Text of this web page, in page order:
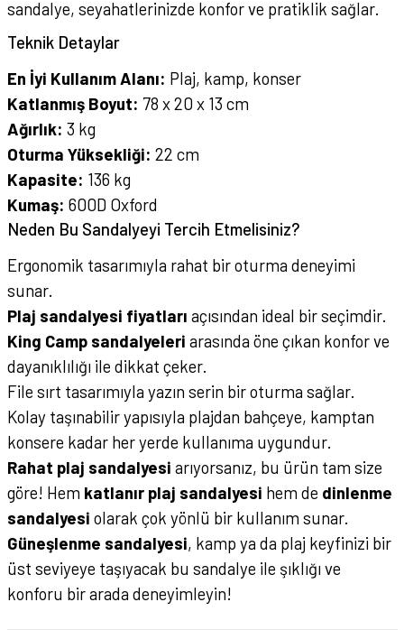
sandalye, seyahatlerinizde konfor ve pratiklik sağlar.
Teknik Detaylar
En İyi Kullanım Alanı: Plaj, kamp, konser
Katlanmış Boyut: 78 x 20 x 13 cm
Ağırlık: 3 kg
Oturma Yüksekliği: 22 cm
Kapasite: 136 kg
Kumaş: 600D Oxford
Neden Bu Sandalyeyi Tercih Etmelisiniz?
Ergonomik tasarımıyla rahat bir oturma deneyimi
sunar.
Plaj sandalyesi fiyatları açısından ideal bir seçimdir.
King Camp sandalyeleri arasında öne çıkan konfor ve
dayanıklılığı ile dikkat çeker.
File sırt tasarımıyla yazın serin bir oturma sağlar.
Kolay taşınabilir yapısıyla plajdan bahçeye, kamptan
konsere kadar her yerde kullanıma uygundur.
Rahat plaj sandalyesi arıyorsanız, bu ürün tam size
göre! Hem katlanır plaj sandalyesi hem de dinlenme
sandalyesi olarak çok yönlü bir kullanım sunar.
Güneşlenme sandalyesi, kamp ya da plaj keyfinizi bir
üst seviyeye taşıyacak bu sandalye ile şıklığı ve
konforu bir arada deneyimleyin!